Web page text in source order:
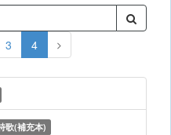
3 4
歌(補充本)